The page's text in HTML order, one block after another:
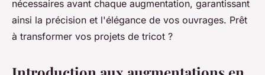
nécessaires avant chaque augmentation, garantissant
ainsi la précision et l'élégance de vos ouvrages. Prêt
à transformer vos projets de tricot ?